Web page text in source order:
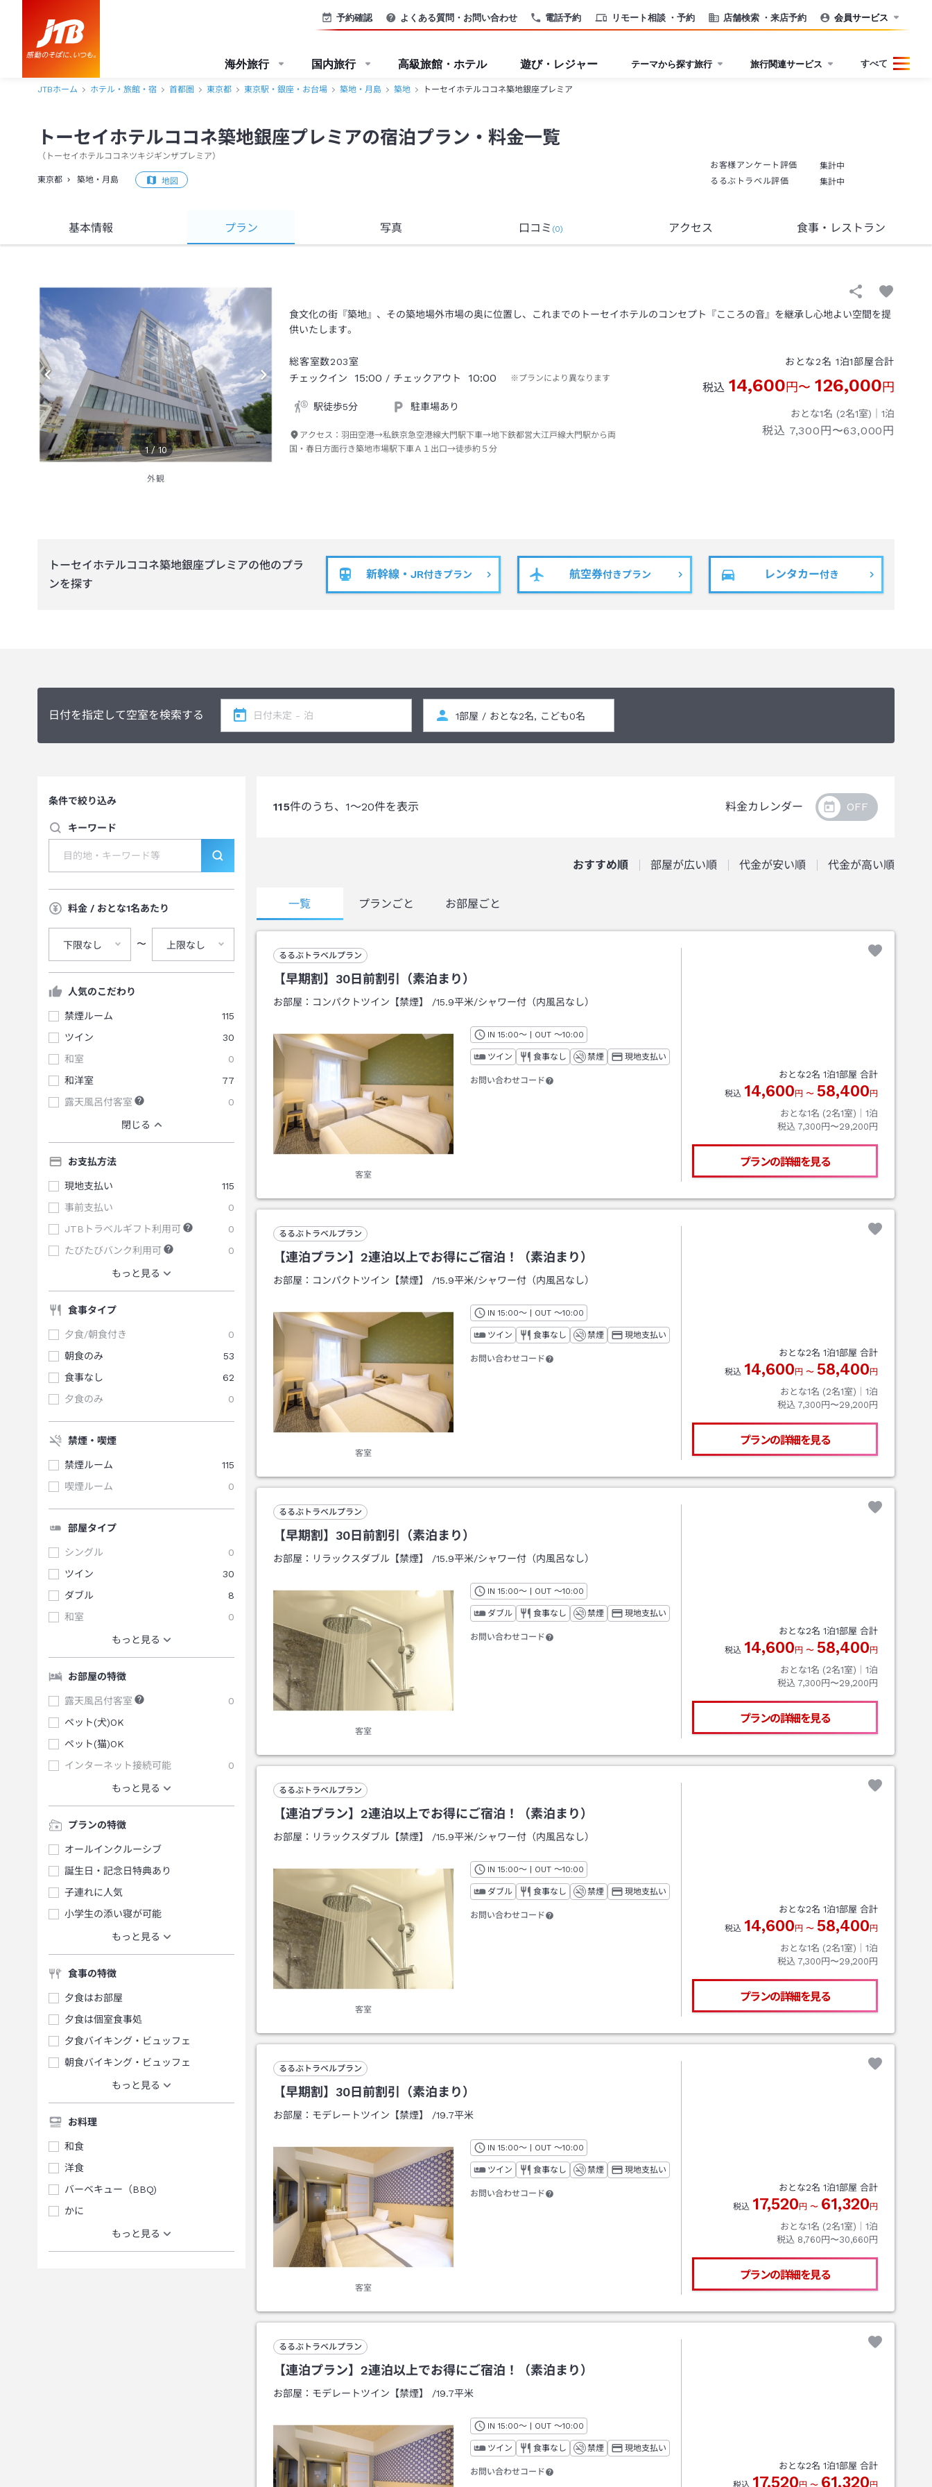
電話予約 リモート相談 ・予約 店舗検索 ・来店予約
予約確認 よくある質問・お問い合わせ 会員サービス
海外旅行 国内旅行 高級旅館・ホテル 遊び・レジャー テーマから探す旅行 旅行関連サービス すべて
JTBホーム ホテル・旅館・宿 首都圏 東京都 東京駅・銀座・お台場 築地・月島 築地 トーセイホテルココネ築地銀座プレミア
トーセイホテルココネ築地銀座プレミアの宿泊プラン・料金一覧
（ トーセイホテルココネツキジギンザプレミア）
東京都 築地・月島 地図
お客様アンケート評価
集計中
るるぶトラベル評価
集計中
基本情報 プラン 写真 口コミ (0) アクセス 食事・レストラン
1 /10
外観
食文化の街『築地』、その築地場外市場の奥に位置し、これまでのトーセイホテルのコンセプト『こころの音』を継承し心地よい空間を提
供いたします。
総客室数203室
チェックイン
15:00 / チェックアウト 10:00 ※プランにより異なります
駅徒歩5分 駐車場あり
アクセス：羽田空港→私鉄京急空港線大門駅下車→地下鉄都営大江戸線大門駅から両
国・春日方面行き築地市場駅下車Ａ１出口→徒歩約５分
おとな2名 1泊1部屋合計
税込 14,600円〜 126,000円
おとな1名 (2名1室)｜ 1泊
税込 7,300円〜63,000円
トーセイホテルココネ築地銀座プレミアの他のプラ
ンを探す
新幹線・JR付きプラン 航空券付きプラン レンタカー付き
日付を指定して空室を検索する
条件で絞り込み
キーワード
料金 / おとな1名あたり
下限なし 〜 上限なし
人気のこだわり
禁煙ルーム
115
ツイン
30
和室
0
和洋室
77
露天風呂付客室
0
閉じる
お支払方法
現地支払い
115
事前支払い
0
JTBトラベルギフト利用可
0
たびたびバンク利用可
0
もっと見る
食事タイプ
夕食/朝食付き
0
朝食のみ
53
食事なし
62
夕食のみ
0
禁煙・喫煙
禁煙ルーム
115
喫煙ルーム
0
部屋タイプ
シングル
0
ツイン
30
ダブル
8
和室
0
もっと見る
お部屋の特徴
露天風呂付客室
0
ペット(犬)OK
ペット(猫)OK
インターネット接続可能
0
もっと見る
プランの特徴
オールインクルーシブ
誕生日・記念日特典あり
子連れに人気
小学生の添い寝が可能
もっと見る
食事の特徴
夕食はお部屋
夕食は個室食事処
夕食バイキング・ビュッフェ
朝食バイキング・ビュッフェ
もっと見る
お料理
和食
洋食
バーベキュー（BBQ)
かに
もっと見る
115件のうち、 1～20件を表示 料金カレンダー
おすすめ順 部屋が広い順 代金が安い順 代金が高い順
一覧 プランごと お部屋ごと
るるぶトラベルプラン
【早期割】30日前割引（素泊まり）
お部屋： コンパクトツイン【禁煙】 /15.9平米/シャワー付（内風呂なし）
客室
IN チェックイン
15:00～ | OUT チェックアウト
～10:00
ツイン 食事なし 禁煙 現地支払い
お問い合わせコード
おとな2名 1泊1部屋 合計
税込 14,600円 〜 58,400円
おとな1名 (2名1室)｜ 1泊
税込 7,300円〜29,200円
プランの詳細を見る
るるぶトラベルプラン
【連泊プラン】2連泊以上でお得にご宿泊！（素泊まり）
お部屋： コンパクトツイン【禁煙】 /15.9平米/シャワー付（内風呂なし）
客室
IN チェックイン
15:00～ | OUT チェックアウト
～10:00
ツイン 食事なし 禁煙 現地支払い
お問い合わせコード
おとな2名 1泊1部屋 合計
税込 14,600円 〜 58,400円
おとな1名 (2名1室)｜ 1泊
税込 7,300円〜29,200円
プランの詳細を見る
るるぶトラベルプラン
【早期割】30日前割引（素泊まり）
お部屋： リラックスダブル【禁煙】 /15.9平米/シャワー付（内風呂なし）
客室
IN チェックイン
15:00～ | OUT チェックアウト
～10:00
ダブル 食事なし 禁煙 現地支払い
お問い合わせコード
おとな2名 1泊1部屋 合計
税込 14,600円 〜 58,400円
おとな1名 (2名1室)｜ 1泊
税込 7,300円〜29,200円
プランの詳細を見る
るるぶトラベルプラン
【連泊プラン】2連泊以上でお得にご宿泊！（素泊まり）
お部屋： リラックスダブル【禁煙】 /15.9平米/シャワー付（内風呂なし）
客室
IN チェックイン
15:00～ | OUT チェックアウト
～10:00
ダブル 食事なし 禁煙 現地支払い
お問い合わせコード
おとな2名 1泊1部屋 合計
税込 14,600円 〜 58,400円
おとな1名 (2名1室)｜ 1泊
税込 7,300円〜29,200円
プランの詳細を見る
るるぶトラベルプラン
【早期割】30日前割引（素泊まり）
お部屋： モデレートツイン【禁煙】 /19.7平米
客室
IN チェックイン
15:00～ | OUT チェックアウト
～10:00
ツイン 食事なし 禁煙 現地支払い
お問い合わせコード
おとな2名 1泊1部屋 合計
税込 17,520円 〜 61,320円
おとな1名 (2名1室)｜ 1泊
税込 8,760円〜30,660円
プランの詳細を見る
るるぶトラベルプラン
【連泊プラン】2連泊以上でお得にご宿泊！（素泊まり）
お部屋： モデレートツイン【禁煙】 /19.7平米
IN チェックイン
15:00～ | OUT チェックアウト
～10:00
ツイン 食事なし 禁煙 現地支払い
お問い合わせコード
おとな2名 1泊1部屋 合計
税込 17,520円 〜 61,320円